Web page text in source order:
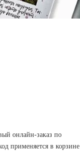
онлайн-заказ по
применяется в корзине